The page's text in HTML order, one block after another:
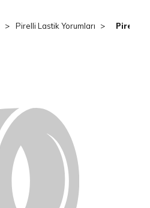
Pirelli Lastik Yorumları Pirelli